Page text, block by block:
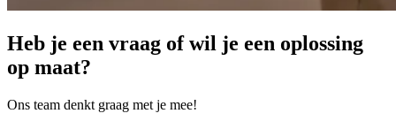
Heb je een vraag of wil je een oplossing
op maat?
Ons team denkt graag met je mee!